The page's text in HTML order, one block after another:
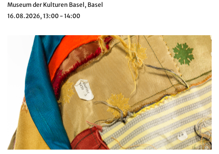
Museum der Kulturen Basel, Basel
16.08.2026, 13:00 - 14:00